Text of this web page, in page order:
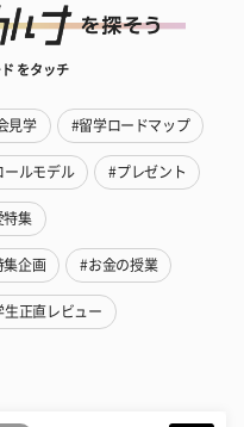
をタッチ
見学 #留学ロードマップ
ールモデル #プレゼント
特集
集企画 #お金の授業
生正直レビュー